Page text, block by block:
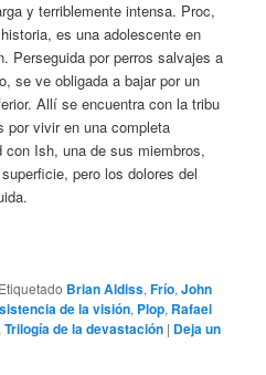
y terriblemente intensa. Proc,
es una adolescente en
Perseguida por perros salvajes a
se ve obligada a bajar por un
Allí se encuentra con la tribu
por vivir en una completa
Ish, una de sus miembros,
pero los dolores del
Etiquetado Brian Aldiss,Frío,John
de la visión, Plop, Rafael
,Trilogía de la devastación | Deja un